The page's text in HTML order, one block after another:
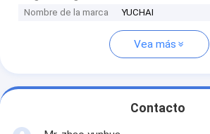
Nombre de la marca
YUCHAI
Vea más
Contacto